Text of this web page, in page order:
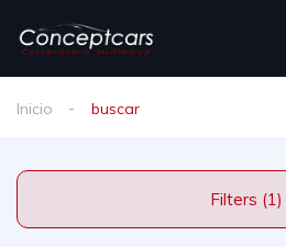
Inicio buscar
Filters (1)